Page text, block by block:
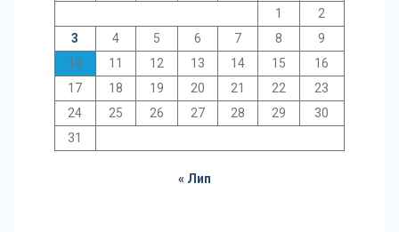
1
2
3
4 5 6 7 8
9
10
11 12 13 14 15
16
17
18 19 20 21 22
23
24
25 26 27 28 29
30
31
« Лип